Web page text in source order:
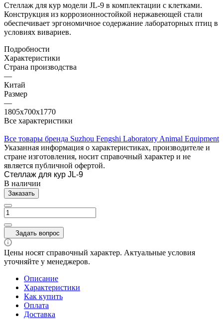
Стеллаж для кур модели JL-9 в комплектации с клетками.
Конструкция из коррозионностойкой нержавеющей стали
обеспечивает эргономичное содержание лабораторных птиц в
условиях вивариев.
Подробности
Характеристики
Страна производства
—
Китай
Размер
—
1805х700х1770
Все характеристики
Все товары бренда Suzhou Fengshi Laboratory Animal Equipment
Указанная информация о характеристиках, производителе и
стране изготовления, носит справочный характер и не
является публичной офертой.
Стеллаж для кур JL-9
В наличии
Заказать
Задать вопрос
Цены носят справочный характер. Актуальные условия
уточняйте у менеджеров.
Описание
Характеристики
Как купить
Оплата
Доставка